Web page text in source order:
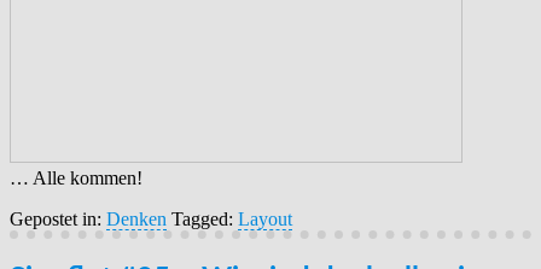
… Alle kommen!
Gepostet in: Denken Tagged: Layout